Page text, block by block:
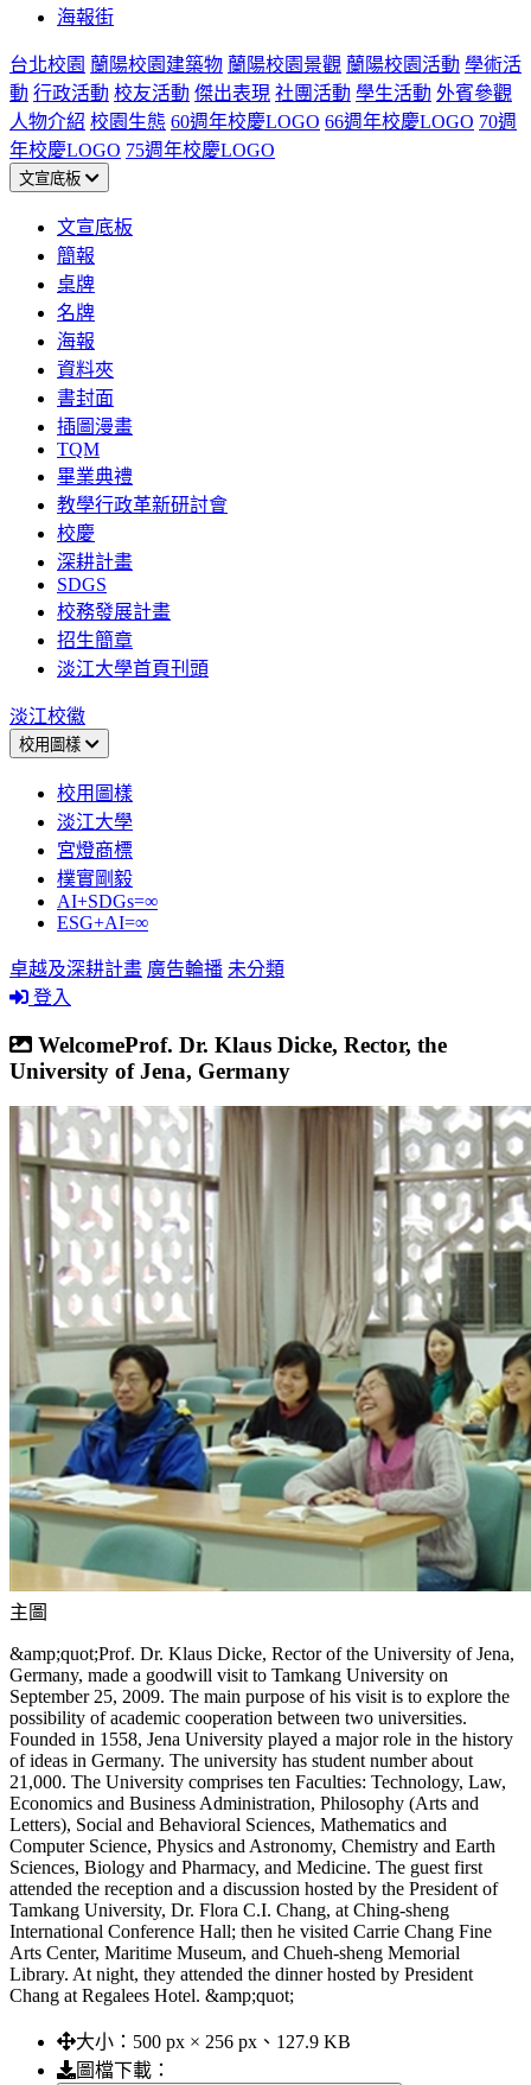
海報街
台北校園 蘭陽校園建築物 蘭陽校園景觀 蘭陽校園活動 學術活
動 行政活動 校友活動 傑出表現 社團活動 學生活動 外賓參觀
人物介紹 校園生態 60週年校慶LOGO 66週年校慶LOGO 70週
年校慶LOGO 75週年校慶LOGO
文宣底板
文宣底板
簡報
桌牌
名牌
海報
資料夾
書封面
插圖漫畫
TQM
畢業典禮
教學行政革新研討會
校慶
深耕計畫
SDGS
校務發展計畫
招生簡章
淡江大學首頁刊頭
淡江校徽
校用圖樣
校用圖樣
淡江大學
宮燈商標
樸實剛毅
AI+SDGs=∞
ESG+AI=∞
卓越及深耕計畫 廣告輪播 未分類
登入
WelcomeProf. Dr. Klaus Dicke, Rector, the
University of Jena, Germany
主圖
&amp;quot;Prof. Dr. Klaus Dicke, Rector of the University of Jena,
Germany, made a goodwill visit to Tamkang University on
September 25, 2009. The main purpose of his visit is to explore the
possibility of academic cooperation between two universities.
Founded in 1558, Jena University played a major role in the history
of ideas in Germany. The university has student number about
21,000. The University comprises ten Faculties: Technology, Law,
Economics and Business Administration, Philosophy (Arts and
Letters), Social and Behavioral Sciences, Mathematics and
Computer Science, Physics and Astronomy, Chemistry and Earth
Sciences, Biology and Pharmacy, and Medicine. The guest first
attended the reception and a discussion hosted by the President of
Tamkang University, Dr. Flora C.I. Chang, at Ching-sheng
International Conference Hall; then he visited Carrie Chang Fine
Arts Center, Maritime Museum, and Chueh-sheng Memorial
Library. At night, they attended the dinner hosted by President
Chang at Regalees Hotel. &amp;quot;
大小： 500 px × 256 px、127.9 KB
圖檔下載：